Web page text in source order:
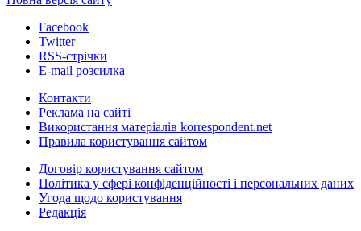
Facebook
Twitter
RSS-стрічки
E-mail розсилка
Контакти
Реклама на сайті
Використання матеріалів korrespondent.net
Правила користування сайтом
Договір користування сайтом
Політика у сфері конфіденційності і персональних даних
Угода щодо користування
Редакція